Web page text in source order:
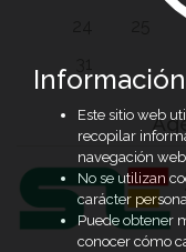
Este sitio web
recopilar
navegación
No se utilizan
carácter
Puede obtener
conocer cómo